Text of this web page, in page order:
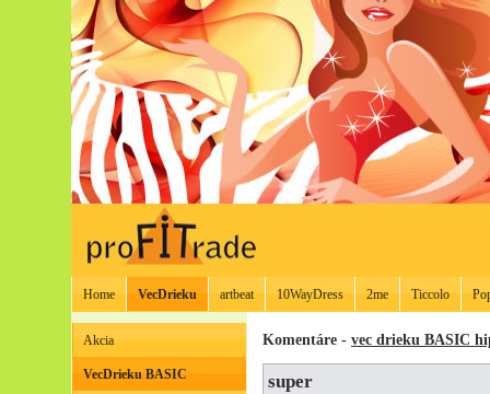
Home VecDrieku artbeat 10WayDress 2me Ticcolo
Akcia
VecDrieku BASIC
Komentáre - vec drieku BASIC
super